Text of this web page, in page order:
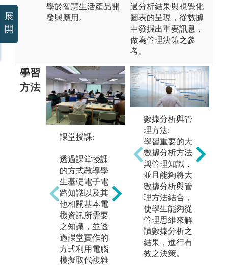
學於智慧生活產品開
發與應用。
過分析結果與視覺化
圖表的呈現，從數據
中發掘出重要訊息，
做為管理決策之參
考。
學習
方法
課堂授課:
透過課堂授課
的方式教導學
生基礎電子電
路知識以及其
他相關基本電
機資訊所需要
之知識，並透
過課堂實作的
方式利用電腦
模擬取代複雜
半導體IC設計
課程：
本系與台灣半
導體研究中心
(TSRI)合作，
利用其所提供
之與業界同步
之模擬軟體與
佈局軟體讓學
生可以實際的
實現自己所設
計的晶片。
數據分析與管
理方法:
學習重要的大
數據分析方法
與管理知識，
並且能夠將大
數據分析與管
理方法結合，
使學生能夠從
管理思維來解
讀數據分析之
結果，進行有
效之決策。
展
開